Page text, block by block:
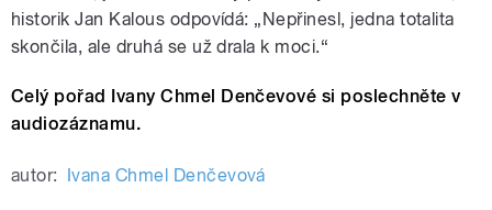
historik Jan Kalous odpovídá: „Nepřinesl, jedna totalita
skončila, ale druhá se už drala k moci.“
Celý pořad Ivany Chmel Denčevové si poslechněte v
audiozáznamu.
autor: Ivana Chmel Denčevová